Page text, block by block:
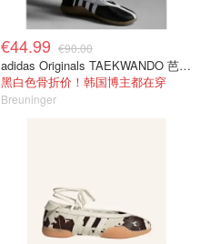
€44.99 €90.00
adidas Originals TAEKWANDO 芭蕾鞋
黑白色骨折价！韩国博主都在穿
Breuninger